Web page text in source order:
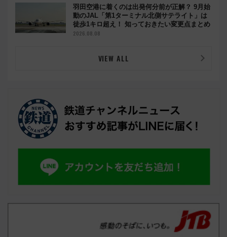
羽田空港に着くのは出発何分前が正解？ 9月始
動のJAL「第1ターミナル北側サテライト」は
徒歩1キロ超え！ 知っておきたい変更点まとめ
2026.08.08
VIEW ALL